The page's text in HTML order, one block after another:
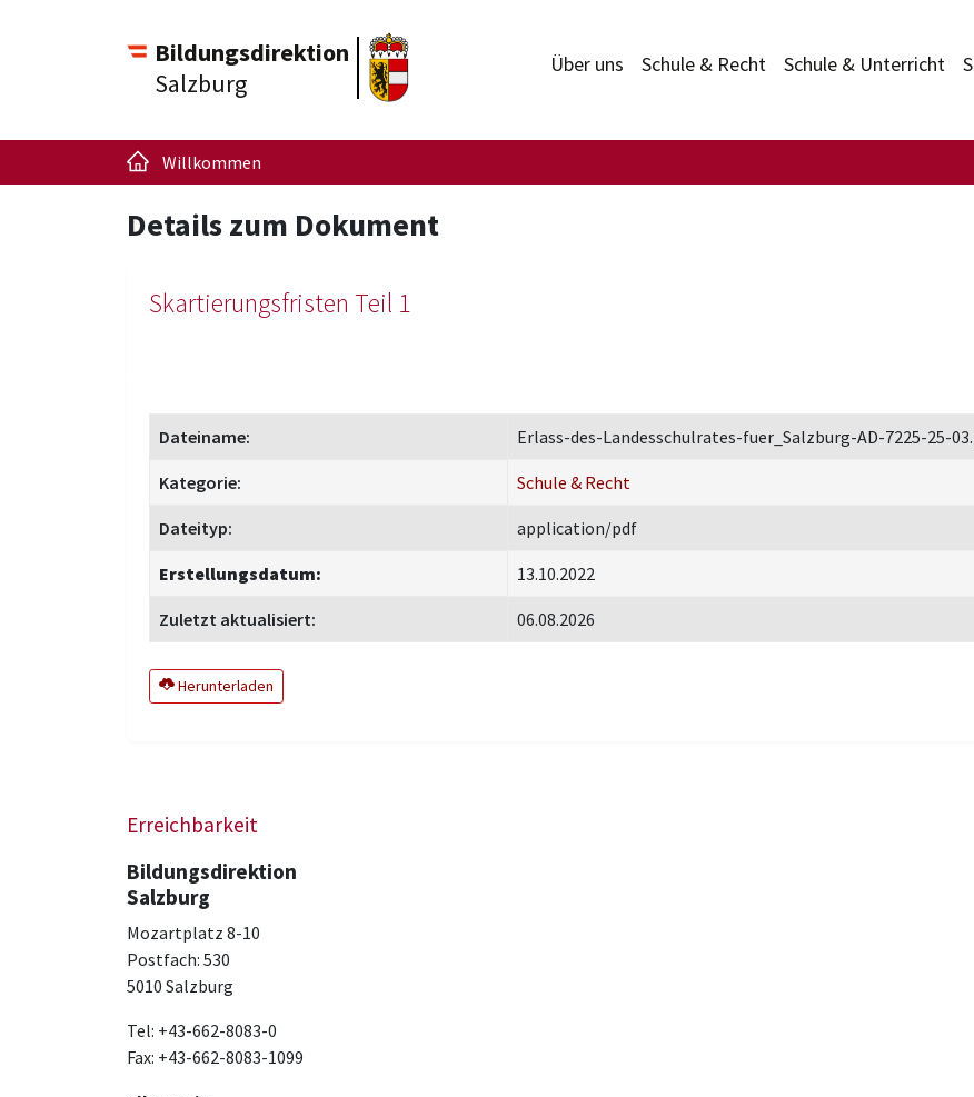
Bildungsdirektion
Salzburg
Über uns Schule & Recht Schule & Unterricht
Willkommen
Details zum Dokument
Skartierungsfristen Teil 1
Dateiname: Erlass-des-Landesschulrates-fuer_Salzburg-AD-7225-25-
Kategorie: Schule & Recht
Dateityp: application/pdf
Erstellungsdatum: 13.10.2022
Zuletzt aktualisiert: 06.08.2026
Herunterladen
Erreichbarkeit
Bildungsdirektion
Salzburg
Mozartplatz 8-10
Postfach: 530
5010 Salzburg
Tel: +43-662-8083-0
Fax: +43-662-8083-1099